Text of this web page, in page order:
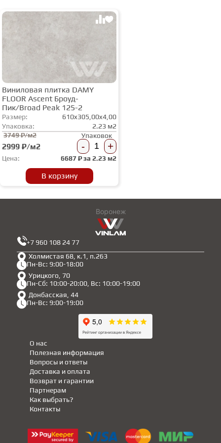
Виниловая плитка DAMY
FLOOR Ascent Броуд-
Пик/Broad Peak 125-2
Размер:
610x305,00x4,00
Упаковка:
2.23 м2
3749 ₽/м2
2999 ₽/м2
Упаковок
- +
Цена: 6687₽ за 2.23 м2
В корзину
Воронеж
Холмистая 68, к.1, п.263
Пн-Вс: 9:00-18:00
Урицкого, 70
Пн-Сб: 10:00-20:00, Вс: 10:00-19:00
Донбасская, 44
Пн-Вс: 9:00-19:00
+7 960 108 24 77
Полезная информация
Партнерам
Вопросы и ответы
Доставка и оплата
Возврат и гарантии
Как выбрать?
О нас
Контакты